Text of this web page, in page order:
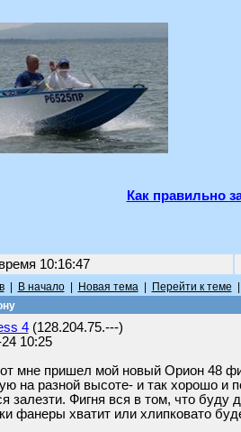
Как правильно
10:16:47
| В начало| Новая тема| Перейти к теме
4(128.204.75.---)
10:25
мне пришел мой новый Орион 48
на разной высоте- и так хорошо и
залезти. Фигня вся в том, что буду
фанеры хватит или хлипковато